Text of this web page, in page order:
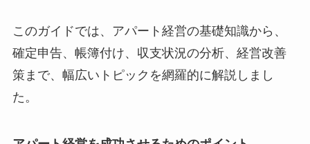
このガイドでは、アパート経営の基礎知識から、
確定申告、帳簿付け、収支状況の分析、経営改善
策まで、幅広いトピックを網羅的に解説しまし
た。